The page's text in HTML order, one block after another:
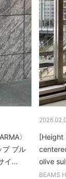
〉
プ ブル
イ...
[Height
olive
BEAMS